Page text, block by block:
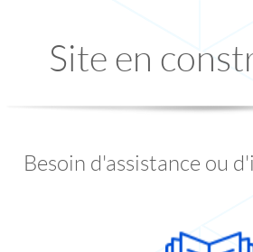
Site en
Besoin d'assistance ou